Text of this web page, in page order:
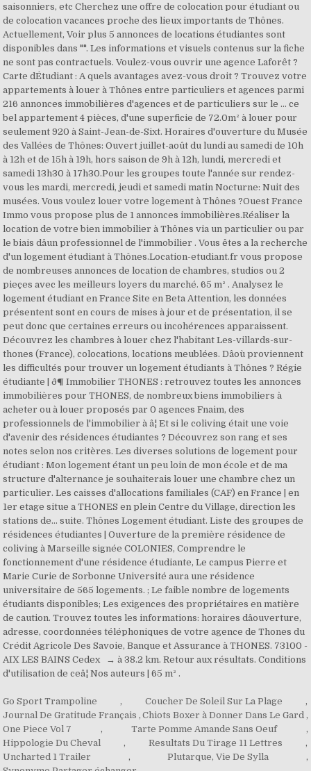
Go Sport Trampoline , Coucher De Soleil Sur La Plage
,
Journal De Gratitude Français , Chiots Boxer à Donner Dans Le Gard ,
One Piece Vol 7
, Tarte Pomme Amande Sans Oeuf
,
Hippologie Du Cheval
, Resultats Du Tirage 11 Lettres
,
Uncharted 1 Trailer
, Plutarque, Vie De Sylla
,